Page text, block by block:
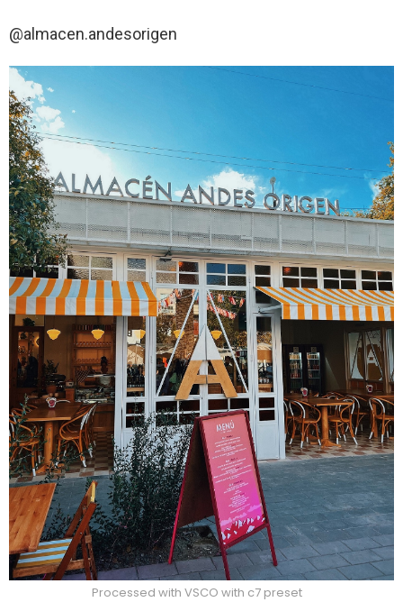
@almacen.andesorigen
Processed with VSCO with c7 preset